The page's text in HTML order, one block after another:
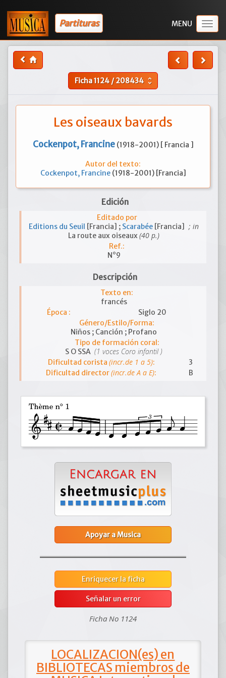
Partituras
Ficha1124/208434 unfold_more
Les oiseaux bavards
Cockenpot, Francine (1918-2001) [ Francia ]
Autor del texto:
Cockenpot, Francine (1918-2001) [Francia]
Edición
Editado por
Editions du Seuil [Francia] ; Scarabée [Francia] ; in
La route aux oiseaux(40 p.)
Ref.:
N°9
Descripción
Texto en:
francés
Época :
Siglo 20
Género/Estilo/Forma:
Niños ; Canción ; Profano
Tipo de formación coral:
S O SSA (1 voces Coro infantil )
Dificultad corista (incr.de 1 a 5):
3
Dificultad director(incr.de A a E): B
Apoyar a Musica
Enriquecer la ficha
Señalar un error
Ficha No 1124
LOCALIZACION(es) en
BIBLIOTECAS miembros de